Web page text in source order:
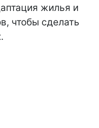
жилья и
чтобы сделать